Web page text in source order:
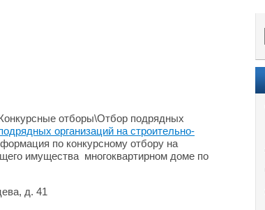
отборы\Отбор подрядных
организаций на строительно-
по конкурсному отбору на
имущества многоквартирном доме по
д. 41